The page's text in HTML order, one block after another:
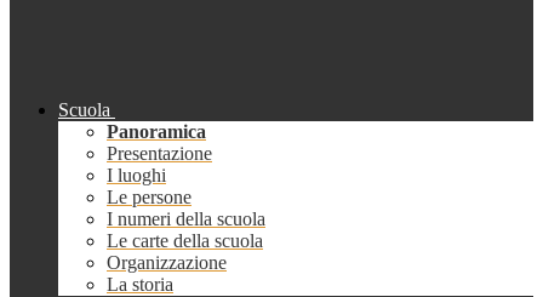
Scuola
Panoramica
Presentazione
I luoghi
Le persone
I numeri della scuola
Le carte della scuola
Organizzazione
La storia